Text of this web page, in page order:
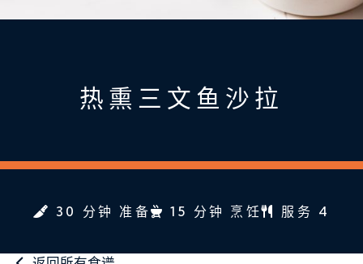
热熏三文鱼沙拉
30 分钟 准备 15 分钟 烹饪 服务 4